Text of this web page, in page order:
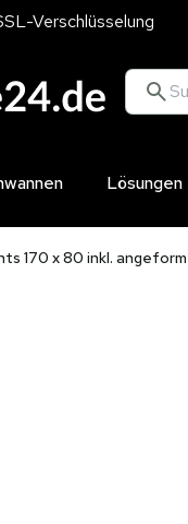
Verschlüsselung
170 x 80 inkl.